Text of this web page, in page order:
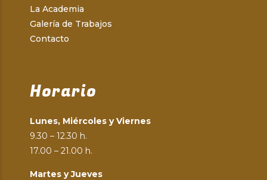
La Academia
Galería de Trabajos
Contacto
Horario
Lunes, Miércoles y Viernes
9.30 – 12.30 h.
17.00 – 21.00 h.
Martes y Jueves